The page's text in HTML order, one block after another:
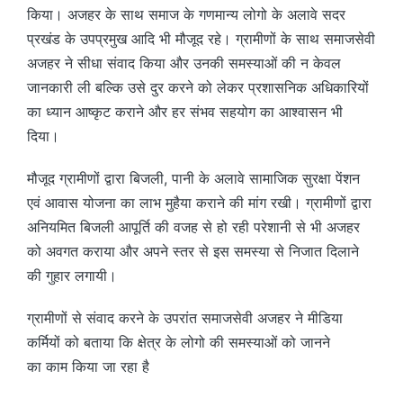
किया। अजहर के साथ समाज के गणमान्य लोगो के अलावे सदर
प्रखंड के उपप्रमुख आदि भी मौजूद रहे। ग्रामीणों के साथ समाजसेवी
अजहर ने सीधा संवाद किया और उनकी समस्याओं की न केवल
जानकारी ली बल्कि उसे दुर करने को लेकर प्रशासनिक अधिकारियों
का ध्यान आष्कृट कराने और हर संभव सहयोग का आश्वासन भी
दिया।
मौजूद ग्रामीणों द्वारा बिजली, पानी के अलावे सामाजिक सुरक्षा पेंशन
एवं आवास योजना का लाभ मुहैया कराने की मांग रखी। ग्रामीणों द्वारा
अनियमित बिजली आपूर्ति की वजह से हो रही परेशानी से भी अजहर
को अवगत कराया और अपने स्तर से इस समस्या से निजात दिलाने
की गुहार लगायी।
ग्रामीणों से संवाद करने के उपरांत समाजसेवी अजहर ने मीडिया
कर्मियों को बताया कि क्षेत्र के लोगो की समस्याओं को जानने
का काम किया जा रहा है